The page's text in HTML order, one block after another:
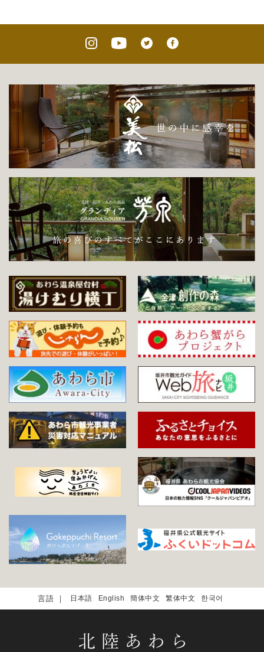
日本語 English 簡体中文 繁体中文 한국어